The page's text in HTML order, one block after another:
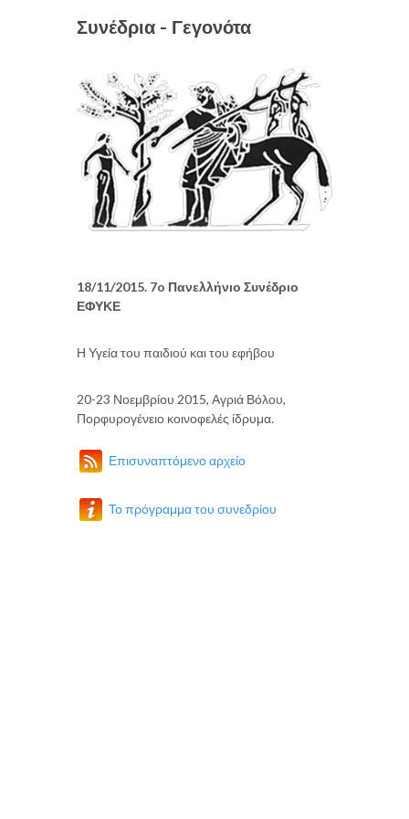
Συνέδρια - Γεγονότα
18/11/2015. 7o Πανελλήνιο Συνέδριο
ΕΦΥΚΕ
Η Υγεία του παιδιού και του εφήβου
20-23 Νοεμβρίου 2015, Αγριά Βόλου,
Πορφυρογένειο κοινοφελές ίδρυμα.
Επισυναπτόμενο αρχείο
Το πρόγραμμα του συνεδρίου